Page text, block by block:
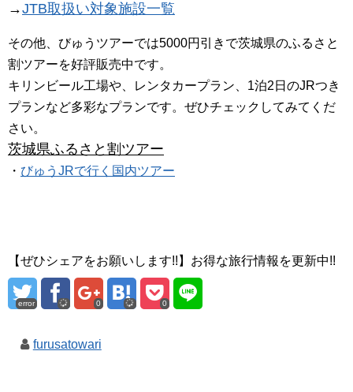
→JTB取扱い対象施設一覧
その他、びゅうツアーでは5000円引きで茨城県のふるさと
割ツアーを好評販売中です。
キリンビール工場や、レンタカープラン、1泊2日のJRつき
プランなど多彩なプランです。ぜひチェックしてみてくだ
さい。
茨城県ふるさと割ツアー
・ びゅうJRで行く国内ツアー
【ぜひシェアをお願いします!!】お得な旅行情報を更新中!!
error 0 0
furusatowari